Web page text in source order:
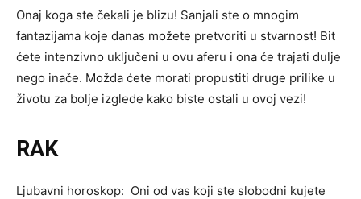
Onaj koga ste čekali je blizu! Sanjali ste o mnogim
fantazijama koje danas možete pretvoriti u stvarnost! Bit
ćete intenzivno uključeni u ovu aferu i ona će trajati dulje
nego inače. Možda ćete morati propustiti druge prilike u
životu za bolje izglede kako biste ostali u ovoj vezi!
RAK
Ljubavni horoskop: Oni od vas koji ste slobodni kujete